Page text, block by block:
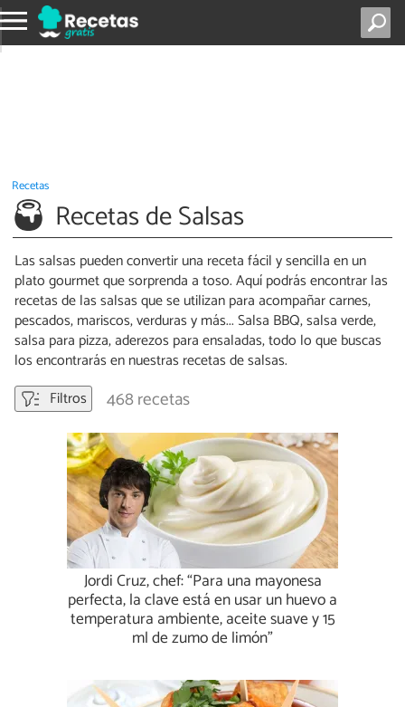
Recetas
Recetas de Salsas
Las salsas pueden convertir una receta fácil y sencilla en un
plato gourmet que sorprenda a toso. Aquí podrás encontrar las
recetas de las salsas que se utilizan para acompañar carnes,
pescados, mariscos, verduras y más... Salsa BBQ, salsa verde,
salsa para pizza, aderezos para ensaladas, todo lo que buscas
los encontrarás en nuestras recetas de salsas.
Filtros
468 recetas
Jordi Cruz, chef: “Para una mayonesa
perfecta, la clave está en usar un huevo a
temperatura ambiente, aceite suave y 15
ml de zumo de limón”